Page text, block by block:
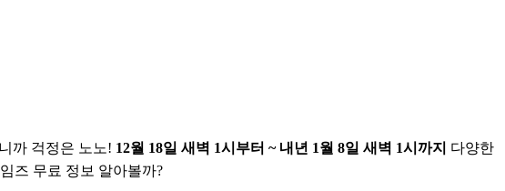
까 걱정은 노노! 12월 18일 새벽 1시부터 ~ 내년 1월 8일 새벽 1시까지 다양한
즈 무료 정보 알아볼까?